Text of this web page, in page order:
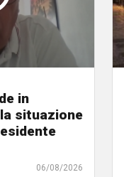
in
situazione
06/08/2026